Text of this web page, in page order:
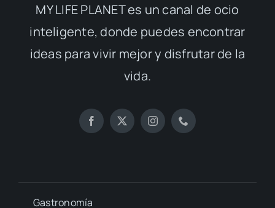
MY LIFE PLANET es un canal de ocio
inteligente, donde puedes encontrar
ideas para vivir mejor y disfrutar de la
vida.
Gastronomía